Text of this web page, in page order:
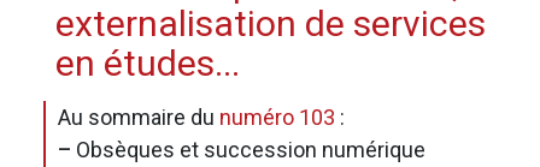
externalisation de services
en études...
Au sommaire du numéro 103 :
– Obsèques et succession numérique